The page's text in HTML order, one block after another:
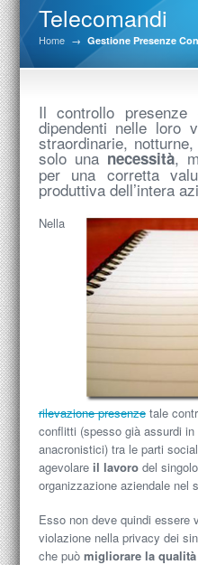
Telecomandi
Home → Gestione Presenze
Il controllo
dipendenti nelle loro
straordinarie,
solo una necessità,
per una corretta
produttiva dell’intera
Nella
rilevazione presenzetale
conflitti (spesso già assurdi
anacronistici) tra le parti
agevolare il lavorodel
organizzazione aziendale nel
Esso non deve quindi essere
violazione nella privacy dei
che può migliorare la